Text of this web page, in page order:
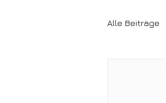
Alle Beiträge